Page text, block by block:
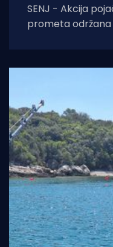
SENJ - Akcija
prometa održana